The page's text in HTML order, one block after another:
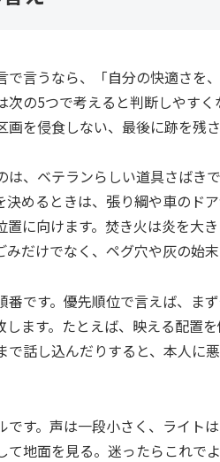
で言うなら、「自分の快適さを
次の5つで考えると判断しやす
を侵食しない、最後に跡を残さ
は、ベテランらしい道具さばき
めるときは、張り綱や車のド
置に向けます。焚き火は炎を大
だけでなく、ペグ穴や灰の始末
です。優先順位で言えば、ま
ます。たとえば、映える配置
話し込んだりすると、本人に
す。声は一段小さく、ライト
て地面を見る。迷ったらこれで